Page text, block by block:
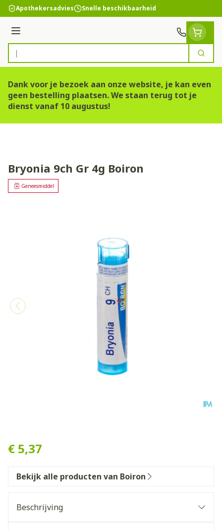
Ga naar de inhoud
Apothekersadvies Snelle beschikbaarheid
Menu
Product, merk, categorie...
Zoek
Dank voor je bezoek aan onze website, je kan even
geen bestelling plaatsen. We staan terug tot je
dienst vanaf 10 augustus!
Bryonia 9ch Gr 4g Boiron
Geneesmiddel
€ 5,37
Bekijk alle producten van Boiron
Beschrijving